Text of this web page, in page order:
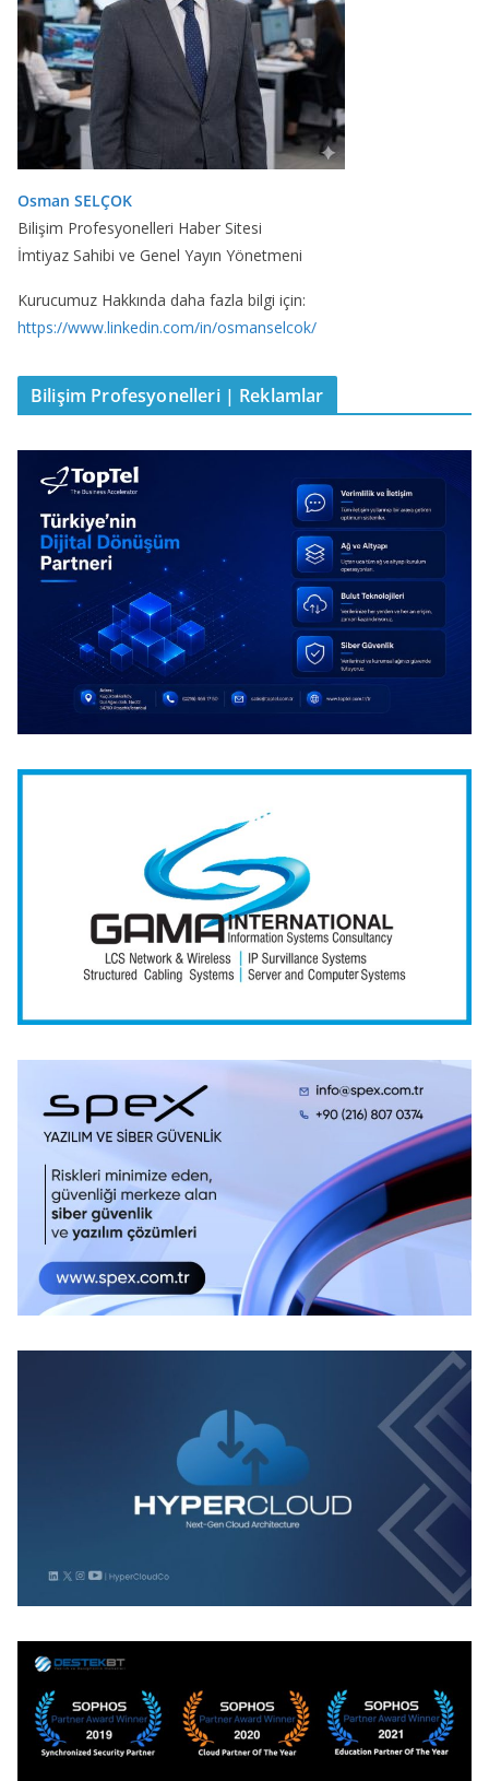
Osman SELÇOK
Bilişim Profesyonelleri Haber Sitesi
İmtiyaz Sahibi ve Genel Yayın Yönetmeni
Kurucumuz Hakkında daha fazla bilgi için:
https://www.linkedin.com/in/osmanselcok/
Bilişim Profesyonelleri | Reklamlar